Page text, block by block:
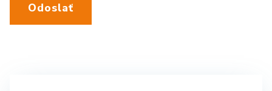
Odoslať